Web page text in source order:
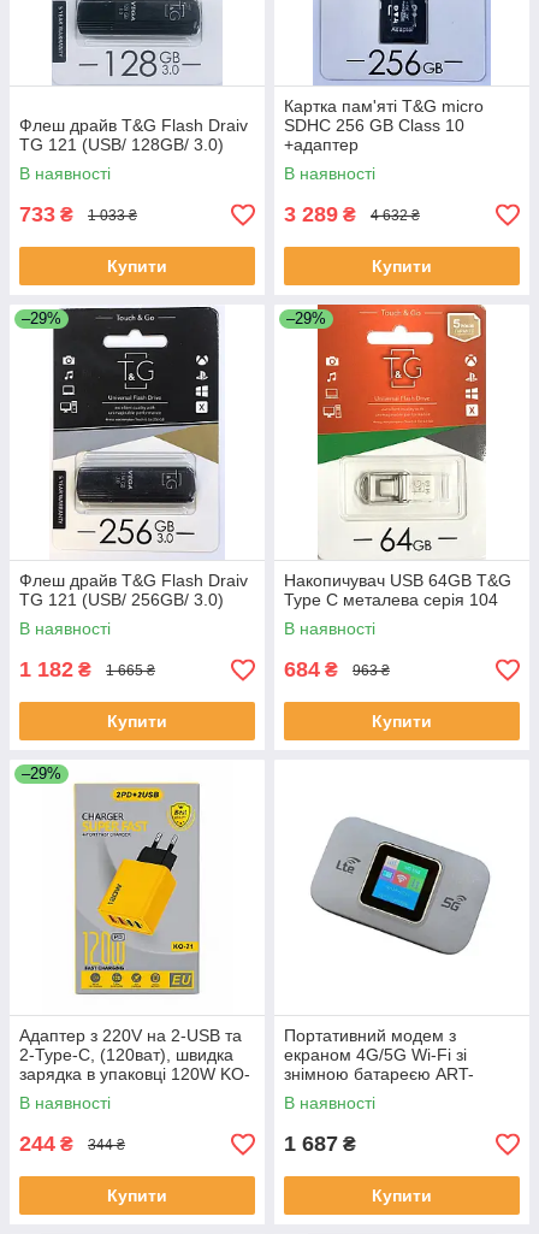
Флеш драйв T&G Flash Draiv
TG 121 (USB/ 128GB/ 3.0)
В наявності
733 ₴ 1 033 ₴
Купити
Картка пам'яті T&G micro
SDHC 256 GB Class 10
+адаптер
В наявності
3 289 ₴ 4 632 ₴
Купити
–29%
Флеш драйв T&G Flash Draiv
TG 121 (USB/ 256GB/ 3.0)
В наявності
1 182 ₴ 1 665 ₴
Купити
–29%
Накопичувач USB 64GB T&G
Type C металева серія 104
В наявності
684 ₴ 963 ₴
Купити
–29%
Адаптер з 220V на 2-USB та
2-Type-C, (120ват), швидка
зарядка в упаковці 120W KO-
71 (300)
В наявності
244 ₴ 344 ₴
Купити
Портативний модем з
екраном 4G/5G Wi-Fi зі
знімною батареєю ART-
10413 (100)
В наявності
1 687 ₴
Купити